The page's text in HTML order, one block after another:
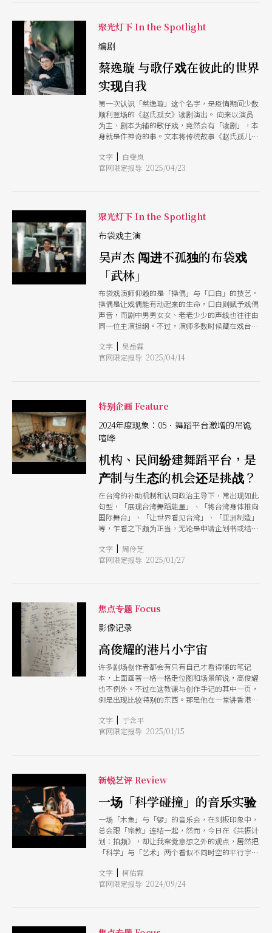
聚光灯下 In the Spotlight
编剧
蔡逸璇 与歌仔戏在彼此的世界
实现自我
第一次认识「蔡逸璇」这个名字，是疫情期间少数
顺利登场的《赵氏孤女》读剧演出。 向来以演员
为主、剧本为辅的歌仔戏，竟然会有「读剧」，本
身就是件神奇的事。文本将传统故事《赵氏孤儿》
了古典叙事建构于父系伦理的个人身分与社会价
值，另一方面也对应歌仔戏多由女性出演男性角色
戏，不如说是歌仔戏自己找上蔡逸璇。
文字 | 白斐岚
官网限定报导 2025/04/23
聚光灯下 In the Spotlight
布袋戏主演
吴声杰 闯进不孤独的布袋戏
「武林」
布袋戏演师仰赖的是「操偶」与「口白」的技艺。
操偶是让戏偶能有动起来的生命，口白则赋予戏偶
声音，而剧中男男女女、老老少少的声线也往往由
同一位主演担纲。不过，演师多数时候藏在戏台后
全新课题，也是多数布袋戏团陆续尝试的创作方
法。其中，台北木偶剧团大概在2019年前后开始有
看布袋戏孩子们称为「猴子哥哥」；他更是在大学
之后才接触布袋戏，进而从一名二胡演奏者，闯进
布袋戏这片「武林」，随著无数位门派宗师、或民
间高人，持续进化成现在的青年好手。
文字 | 吴岳霖
官网限定报导 2025/04/14
特别企画 Feature
2024年度现象：05．舞蹈平台激增的吊诡
喧哗
机构、民间纷建舞蹈平台，是
产制与生态的机会还是挑战？
在台湾的补助机制和认同政治主导下，常出现如此
句型，「展现台湾舞蹈能量」、「将台湾身体推向
国际舞台」、「让世界看见台湾」、「亚洲制造」
等，乍看之下颇为正当，无论是申请企划书或结案
竟艺术行政们总是苦于撰写报告书上的效益和影
响，因为计划需要长期经营，创作的影响和美学经
所思考的综合检讨和改进建议的部分，却是最难有
回声的。也所以，当开头几句是撷取自目前现有几
个舞蹈平台的活动介绍时，问题便来了，正好可作
在整年度的舞蹈平台活动中，大致有两种形制，一
路，二是民间团体自行发起的练功交流和小品编
创。两者皆透露出过剩状态中对于环境的回应和焦
虑。 机构类型以下述为例：2019年开办的「艋舺
国际舞蹈节」，今年策展主题以「Wave」为意
象，节目规划试图以量取胜，3天内有近70档演
出，「期待舞蹈创作如脉动与潮流般袭卷全球」。
卫武营从2016年起以双年展模式进行的「台湾舞蹈
线」，今年同样以「在台湾这座岛屿」，如何定义
办「Dance Now Asia亚洲舞蹈艺术节」，作为国
城市为串联方法，喊出「岛与岛，身体对身体」，
强调从岛屿身体来连结亚洲。于此同时也有专以学
习交流为主的平台，如：台北艺术大学舞蹈学院举
办「亚太当代舞蹈平台」，邀请旅外舞者分享国际
经验和身体课程。而北艺中心与法国国家舞蹈中心
合作的「Camping Asia」，汲取后者经验与网
络，由两地交换和夏令营营队的模式，来促成机
文字 | 周伶芝
官网限定报导 2025/01/27
焦点专题 Focus
影像记录
高俊耀的港片小宇宙
许多剧场创作者都会有只有自己才看得懂的笔记
本，上面画著一格一格走位图和场景解说，高俊耀
也不例外。不过在这教课与创作手记的其中一页，
倒是出现比较特别的东西。那是他在一堂讲香港电
形结构，很像什么神秘的练功心法，其实是高俊耀
脑中的港片关系图。以「港迷」自称的他，虽然如
社会阶级矛盾的主题流行等，俨然自成一派港片影
像哲学。 「我在小地方长大，会播放的电影或是
香港连续剧的主题，以腥膻色为主。从小看到大，
一开始就建立了我看戏的角度，说不影响是不可能
的，后来接触到其他艺术电影，才慢慢被打破。」
文字 | 于念平
官网限定报导 2025/01/15
新锐艺评 Review
一场「科学碰撞」的音乐实验
一场「木鱼」与「锣」的音乐会，在刻板印象中，
总会跟「宗教」连结一起，然而，今日在《共振计
划：拍频》，却让我察觉意想之外的观点，居然把
「科学」与「艺术」两个看似不同时空的平行宇
入，乐器置放于四周，观众席居中，改变一般对坐
的舞台关系，看似无奇，实则富含科学动机，阶梯
的稳定关系，维系著著近90分钟的音场平衡。 其
文字 | 柯佑霖
官网限定报导 2024/09/24